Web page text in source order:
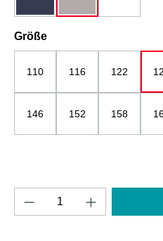
Größeauswählen
110 116 122
146 152 158
Produkt Anzahl: Gib